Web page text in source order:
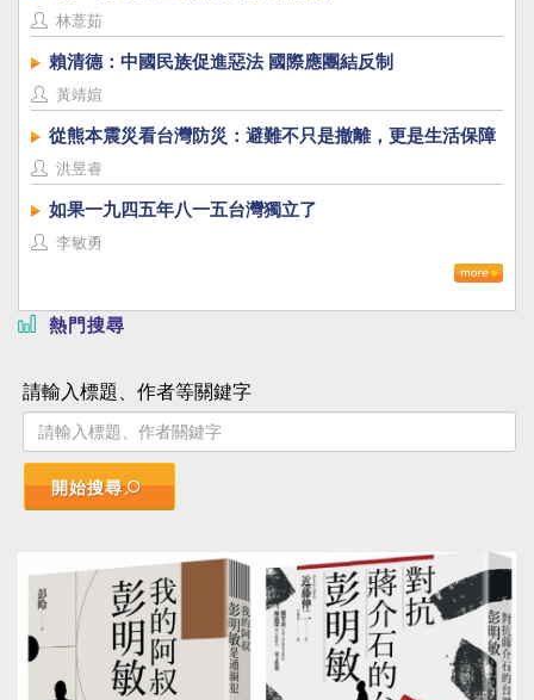
林薏茹
賴清德：中國民族促進惡法 國際應團結反制
黃靖媗
從熊本震災看台灣防災：避難不只是撤離，更是生活保障
洪昱睿
如果一九四五年八一五台灣獨立了
李敏勇
熱門搜尋
請輸入標題、作者等關鍵字
開始搜尋